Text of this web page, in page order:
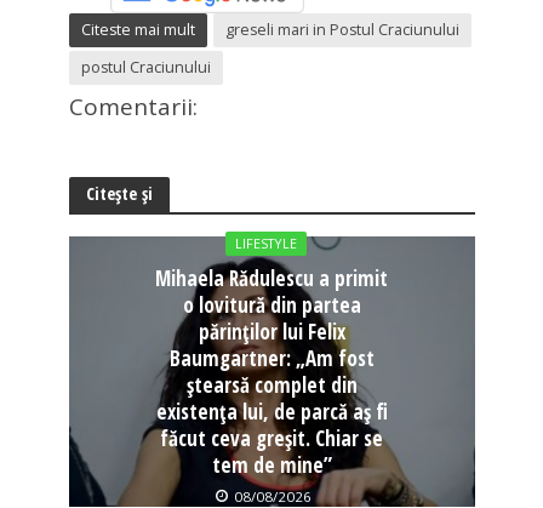
Citeste mai mult
greseli mari in Postul Craciunului
postul Craciunului
Comentarii:
Citește și
LIFESTYLE
Mihaela Rădulescu a primit
o lovitură din partea
părinților lui Felix
Baumgartner: „Am fost
ștearsă complet din
existența lui, de parcă aș fi
făcut ceva greșit. Chiar se
tem de mine”
08/08/2026